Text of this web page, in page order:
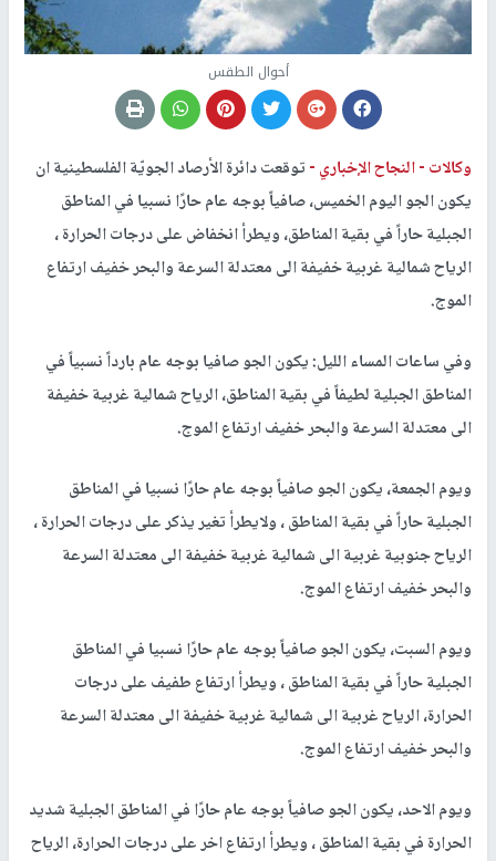
أحوال الطقس
وكالات -النجاح الإخباري -توقعت دائرة الأرصاد الجويّة الفلسطينية ان
يكون الجو اليوم الخميس، صافياً بوجه عام حارًا نسبيا في المناطق
الجبلية حاراً في بقية المناطق، ويطرأ انخفاض على درجات الحرارة ،
الرياح شمالية غربية خفيفة الى معتدلة السرعة والبحر خفيف ارتفاع
الموج.
وفي ساعات المساء الليل: يكون الجو صافيا بوجه عام بارداً نسبياً في
المناطق الجبلية لطيفاً في بقية المناطق، الرياح شمالية غربية خفيفة
الى معتدلة السرعة والبحر خفيف ارتفاع الموج.
ويوم الجمعة، يكون الجو صافياً بوجه عام حارًا نسبيا في المناطق
الجبلية حاراً في بقية المناطق ، ولايطرأ تغير يذكر على درجات الحرارة ،
الرياح جنوبية غربية الى شمالية غربية خفيفة الى معتدلة السرعة
والبحر خفيف ارتفاع الموج.
ويوم السبت، يكون الجو صافياً بوجه عام حارًا نسبيا في المناطق
الجبلية حاراً في بقية المناطق ، ويطرأ ارتفاع طفيف على درجات
الحرارة، الرياح غربية الى شمالية غربية خفيفة الى معتدلة السرعة
والبحر خفيف ارتفاع الموج.
ويوم الاحد، يكون الجو صافياً بوجه عام حارًا في المناطق الجبلية شديد
الحرارة في بقية المناطق ، ويطرأ ارتفاع اخر على درجات الحرارة، الرياح